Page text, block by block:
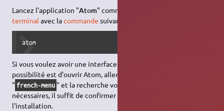
Lancez l'application "Atom" comme indiqué
terminal avec lacommande suivante :
atom
Si vous voulez avoir une interface en français, la seule
possibilité est d'ouvrir Atom, aller dans "Packages", entrer
" french-menu " et la recherche vous amènera les paquets
nécessaires, il suffit de confirmer pour en accepter
l'installation.